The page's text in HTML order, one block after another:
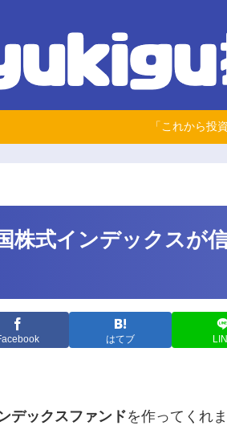
「これから投
株式インデックスが
はてブ
デックスファンドを作ってくれ